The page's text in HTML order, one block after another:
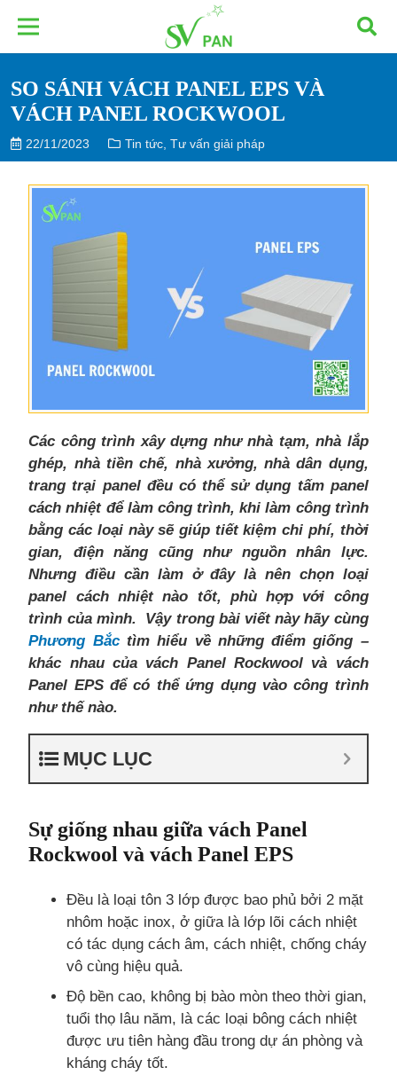
SO SÁNH VÁCH PANEL EPS VÀ
VÁCH PANEL ROCKWOOL
22/11/2023 Tin tức ,Tư vấn giải pháp
Các công trình xây dựng như nhà tạm, nhà lắp
ghép, nhà tiền chế, nhà xưởng, nhà dân dụng,
trang trại panel đều có thể sử dụng tấm panel
cách nhiệt để làm công trình, khi làm công trình
bằng các loại này sẽ giúp tiết kiệm chi phí, thời
gian, điện năng cũng như nguồn nhân lực.
Nhưng điều cần làm ở đây là nên chọn loại
panel cách nhiệt nào tốt, phù hợp với công
trình của mình. Vậy trong bài viết này hãy cùng
Phương Bắctìm hiểu về những điểm giống –
khác nhau của vách Panel Rockwool và vách
Panel EPS để có thể ứng dụng vào công trình
như thế nào.
MỤC LỤC
Sự giống nhau giữa vách Panel
Rockwool và vách Panel EPS
Đều là loại tôn 3 lớp được bao phủ bởi 2 mặt
nhôm hoặc inox, ở giữa là lớp lõi cách nhiệt
có tác dụng cách âm, cách nhiệt, chống cháy
vô cùng hiệu quả.
Độ bền cao, không bị bào mòn theo thời gian,
tuổi thọ lâu năm, là các loại bông cách nhiệt
được ưu tiên hàng đầu trong dự án phòng và
kháng cháy tốt.